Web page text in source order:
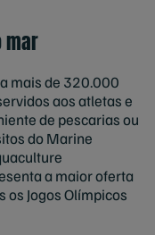
mar
mais de 320.000
aos atletas e
de pescarias ou
do Marine
a maior oferta
os Jogos Olímpicos